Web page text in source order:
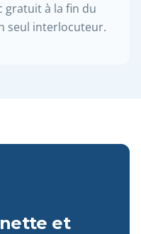
gratuit à la fin du
seul interlocuteur.
et